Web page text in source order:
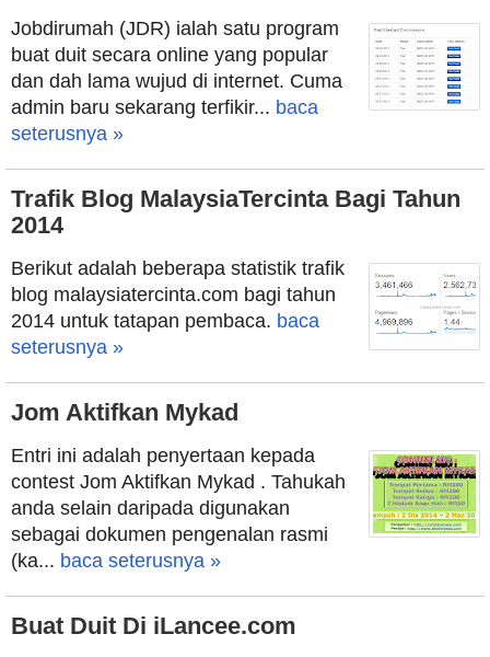
Jobdirumah (JDR) ialah satu program
buat duit secara online yang popular
dan dah lama wujud di internet. Cuma
admin baru sekarang terfikir... baca
seterusnya »
Trafik Blog MalaysiaTercinta Bagi Tahun
2014
Berikut adalah beberapa statistik trafik
blog malaysiatercinta.com bagi tahun
2014 untuk tatapan pembaca. baca
seterusnya »
Jom Aktifkan Mykad
Entri ini adalah penyertaan kepada
contest Jom Aktifkan Mykad . Tahukah
anda selain daripada digunakan
sebagai dokumen pengenalan rasmi
(ka... baca seterusnya »
Buat Duit Di iLancee.com